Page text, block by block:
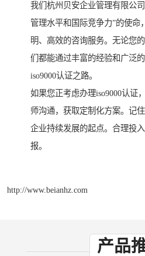
我们杭州贝安企业管理有限公
管理水平和国际竞争力”的使命
明、高效的咨询服务。无论您
们都能通过丰富的经验和广泛
iso9000认证之路。
如果您正考虑办理iso9000认证
师沟通，获取定制化方案。记
企业持续发展的起点。合理投
报。
http://www.beianhz.com
产品